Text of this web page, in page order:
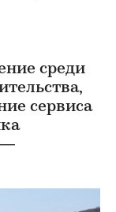
среди
сервиса
—